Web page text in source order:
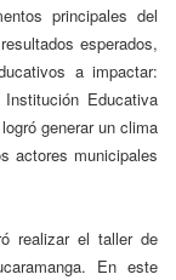
principales del
esperados,
a impactar:
Educativa
generar un clima
actores municipales
realizar el taller de
En este